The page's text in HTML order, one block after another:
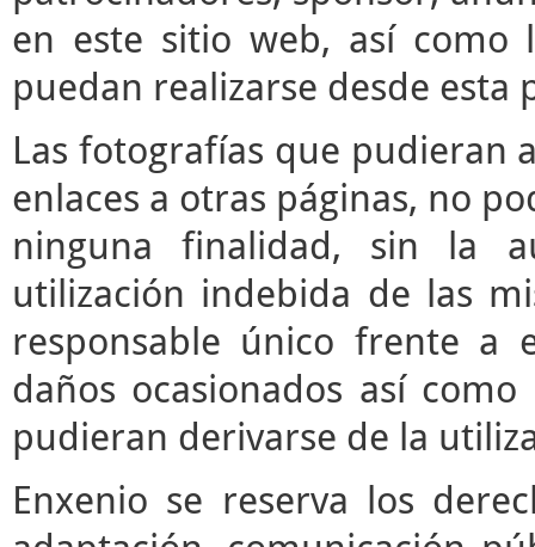
en este sitio web, así como
puedan realizarse desde esta
Las fotografías que pudieran
enlaces a otras páginas, no
ninguna finalidad, sin la
utilización indebida de las
responsable único frente a
daños ocasionados así
pudieran derivarse de la
Enxenio se reserva los